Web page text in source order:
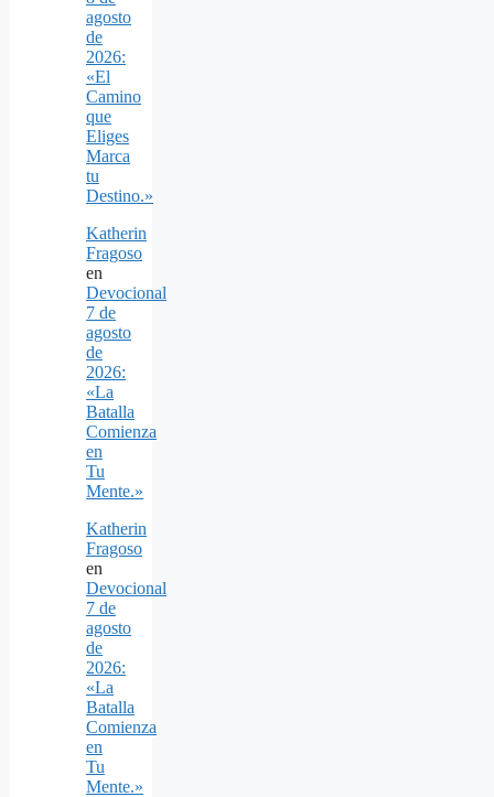
agosto
de
2026:
«El
Camino
que
Eliges
Marca
tu
Destino.»
Katherin
Fragoso
en
Devocional
7 de
agosto
de
2026:
«La
Batalla
Comienza
en
Tu
Mente.»
Katherin
Fragoso
en
Devocional
7 de
agosto
de
2026:
«La
Batalla
Comienza
en
Tu
Mente.»